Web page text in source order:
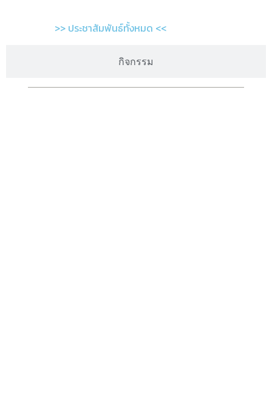
กิจกรรม
>> ประชาสัมพันธ์ทั้งหมด <<